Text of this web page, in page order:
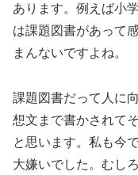
あります。例えば小
は課題図書があって
まんないですよね。
課題図書だって人に
想文まで書かされて
と思います。私も今
大嫌いでした。むし